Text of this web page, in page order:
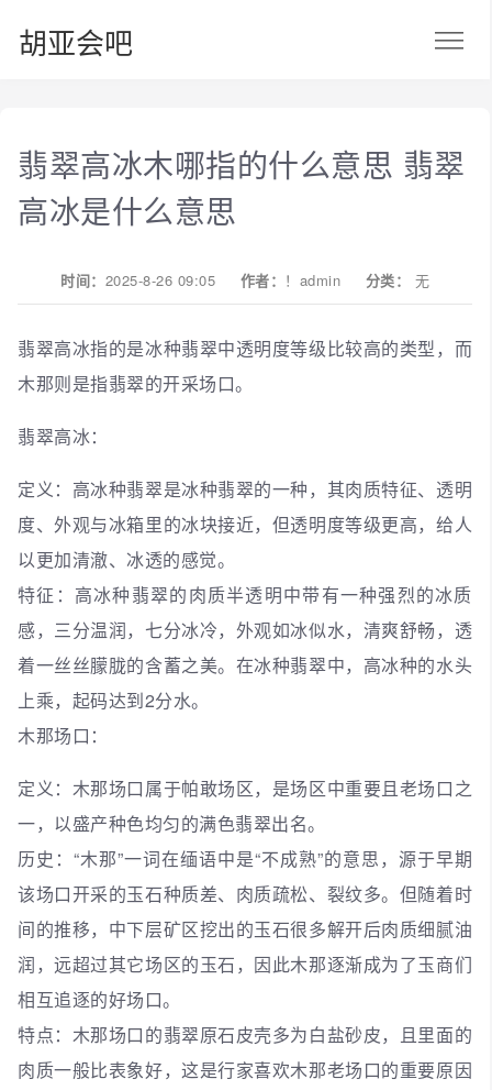
胡亚会吧
翡翠高冰木哪指的什么意思 翡翠
高冰是什么意思
时间： 2025-8-26 09:05 作者： ！admin 分类： 无
翡翠高冰指的是冰种翡翠中透明度等级比较高的类型，而
木那则是指翡翠的开采场口。
翡翠高冰：
定义：高冰种翡翠是冰种翡翠的一种，其肉质特征、透明
度、外观与冰箱里的冰块接近，但透明度等级更高，给人
以更加清澈、冰透的感觉。
特征：高冰种翡翠的肉质半透明中带有一种强烈的冰质
感，三分温润，七分冰冷，外观如冰似水，清爽舒畅，透
着一丝丝朦胧的含蓄之美。在冰种翡翠中，高冰种的水头
上乘，起码达到2分水。
木那场口：
定义：木那场口属于帕敢场区，是场区中重要且老场口之
一，以盛产种色均匀的满色翡翠出名。
历史：“木那”一词在缅语中是“不成熟”的意思，源于早期
该场口开采的玉石种质差、肉质疏松、裂纹多。但随着时
间的推移，中下层矿区挖出的玉石很多解开后肉质细腻油
润，远超过其它场区的玉石，因此木那逐渐成为了玉商们
相互追逐的好场口。
特点：木那场口的翡翠原石皮壳多为白盐砂皮，且里面的
肉质一般比表象好，这是行家喜欢木那老场口的重要原因